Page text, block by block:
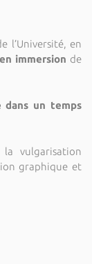
l’Université, en
immersion de
dans un temps
la vulgarisation
graphique et